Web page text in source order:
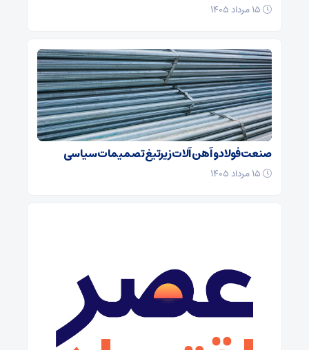
صنعت فولاد و آهن آلات زیر‌تیغ تصمیمات سیاسی